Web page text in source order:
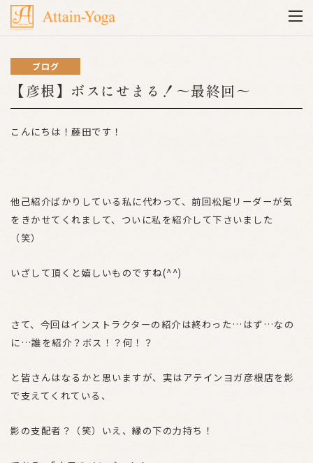
ブログ
【彦根】ボスにせまる！～最終回～
こんにちは！藤田です！
他己紹介ばかりしている私に代わって、前回松尾リーダーが気
をきかせてくれまして、ついに私を紹介して下さいました
（笑）
いざして頂くと嬉しいものですね(^^)
さて、今回はインストラクターの紹介は終わった…はず…なの
に…誰を紹介？ボス！？何！？
と皆さんはなるかと思いますが、実はアテインヨガ彦根店を影
で支えてくれている、
影の支配者？（笑）いえ、縁の下の力持ち！